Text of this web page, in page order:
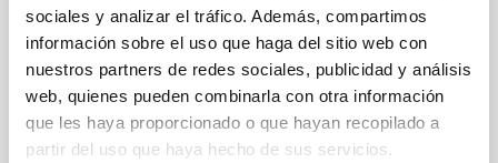
sociales y analizar el tráfico. Además, compartimos
información sobre el uso que haga del sitio web con
nuestros partners de redes sociales, publicidad y análisis
web, quienes pueden combinarla con otra información
que les haya proporcionado o que hayan recopilado a
partir del uso que haya hecho de sus servicios.
humanidad. Hace varios millones de años, nuestros
ancestros más lejanos ya observaban el firmamento
con el mismo entusiasmo con el que astrofísicos y
aficionados de todo el mundo ponen hoy el ojo en el
telescopio. Algunas cosas no han cambiado:
seguimos intentando responder cuestiones